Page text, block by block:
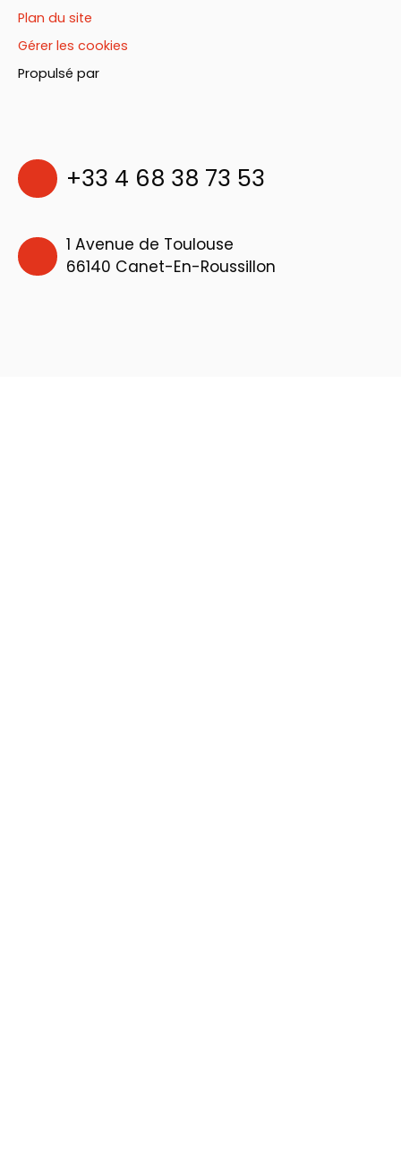
Plan du site
Gérer les cookies
Propulsé par
+33 4 68 38 73 53
1 Avenue de Toulouse
66140 Canet-En-Roussillon